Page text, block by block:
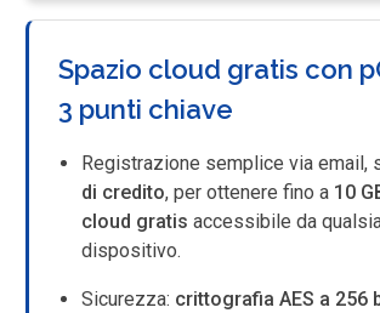
Spazio cloud gratis con
3 punti chiave
Registrazione semplice via email,
di credito, per ottenere fino a 10
cloud gratis accessibile da
dispositivo.
Sicurezza: crittografia AES a 256